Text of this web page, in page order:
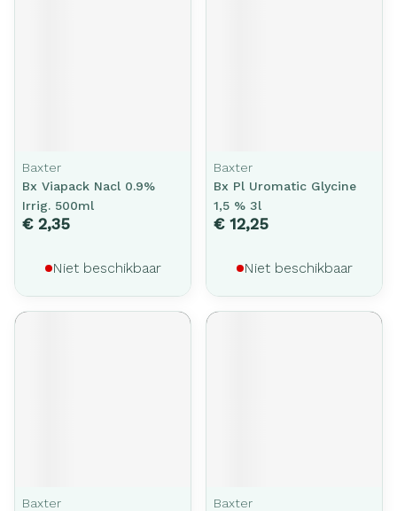
Baxter
Bx Viapack Nacl 0.9%
Irrig. 500ml
€ 2,35
Niet beschikbaar
Baxter
Bx Pl Uromatic Glycine
1,5 % 3l
€ 12,25
Niet beschikbaar
Baxter
Baxter